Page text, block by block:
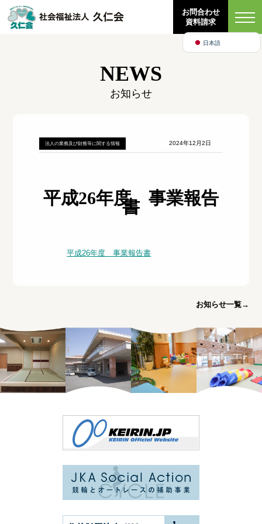
お問合わせ
資料請求
NEWS
お知らせ
法人の業務及び財務等に関する情報 2024年12月2日
平成26年度 事業報告
書
平成26年度 事業報告書
お知らせ一覧→
日本語
English